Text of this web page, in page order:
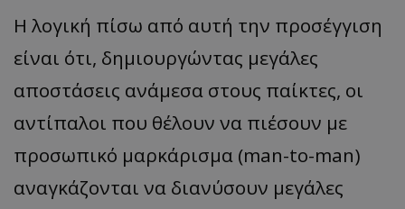
Η λογική πίσω από αυτή την προσέγγιση
είναι ότι, δημιουργώντας μεγάλες
αποστάσεις ανάμεσα στους παίκτες, οι
αντίπαλοι που θέλουν να πιέσουν με
προσωπικό μαρκάρισμα (man-to-man)
αναγκάζονται να διανύσουν μεγάλες